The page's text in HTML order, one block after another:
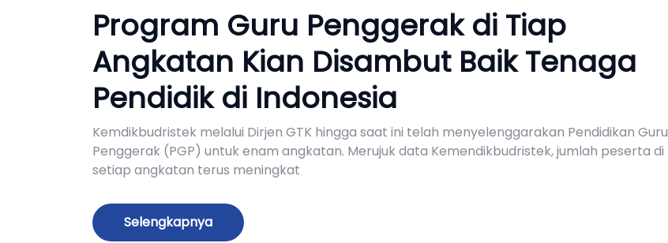
Program Guru Penggerak di Tiap
Angkatan Kian Disambut Baik Tenaga
Pendidik di Indonesia
Kemdikbudristek melalui Dirjen GTK hingga saat ini telah menyelenggarakan Pendidikan Guru
Penggerak (PGP) untuk enam angkatan. Merujuk data Kemendikbudristek, jumlah peserta di
setiap angkatan terus meningkat
Selengkapnya